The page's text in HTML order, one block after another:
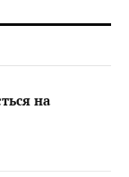
на